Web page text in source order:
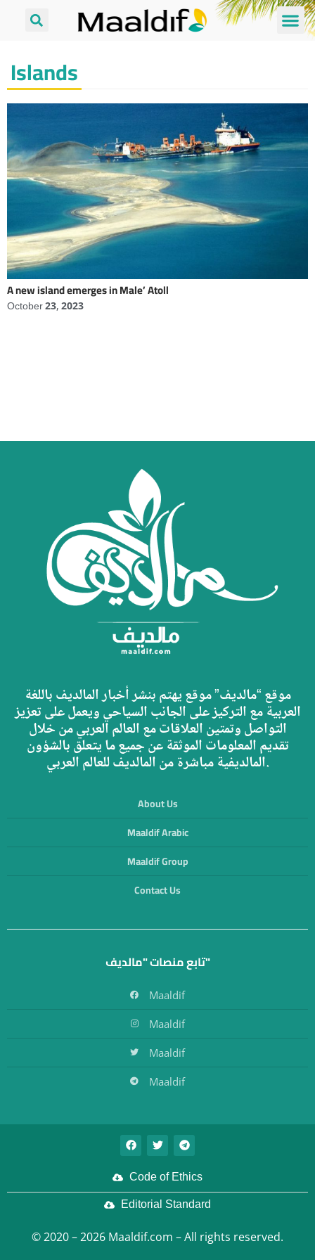
Islands
A new island emerges in Male’ Atoll
October 23, 2023
موقع “مالديف” موقع يهتم بنشر أخبار المالديف باللغة
العربية مع التركيز على الجانب السياحي ويعمل على تعزيز
التواصل وتمتين العلاقات مع العالم العربي من خلال
تقديم المعلومات الموثقة عن جميع ما يتعلق بالشؤون
المالديفية مباشرة من المالديف للعالم العربي.
About Us
Maaldif Arabic
Maaldif Group
Contact Us
تابع منصات "مالديف"
Maaldif
Maaldif
Maaldif
Maaldif
Code of Ethics
Editorial Standard
© 2020 – 2026 Maaldif.com – All rights reserved.